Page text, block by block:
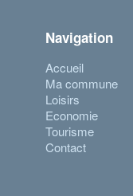
Navigation
Accueil
Ma commune
Loisirs
Economie
Tourisme
Contact